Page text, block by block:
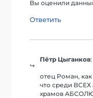
Вы оценили
Ответить
Пётр Цыганков:
отец Роман,
что среди ВСЕХ
храмов